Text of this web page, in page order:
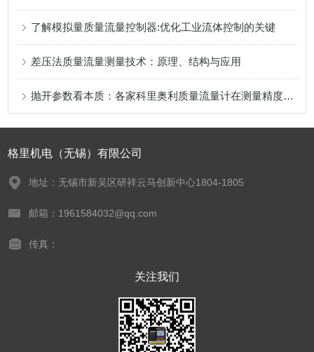
了解模拟量质量流量控制器:优化工业流体控制的关键
差压法质量流量测量技术：原理、结构与应用
抛开参数看本质：各家科里奥利质量流量计在测量精度、零点稳定性和抗扰能力上，谁家技术真正好？
格里机电（无锡）有限公司
地址：无锡市新吴区研祥云马创新中心1804-1805
邮箱：1961584032@qq.com
传真：
关注我们